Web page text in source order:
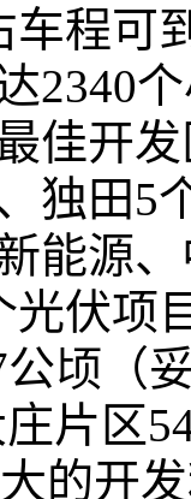
车程可
2340
佳开
独田5
能源
光伏项
顷（
片区
的开